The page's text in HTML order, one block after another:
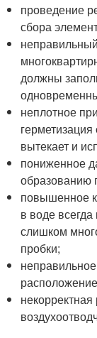
проведение
сбора
должны
неплотное
вытекает и
пониженное
образованию
повышенное
в воде
слишком
пробки;
некорректная